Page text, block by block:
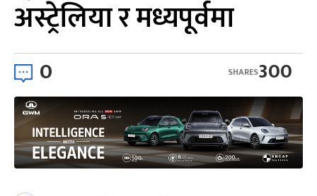
अस्ट्रेलिया र मध्यपूर्वमा
0 300
SHARES